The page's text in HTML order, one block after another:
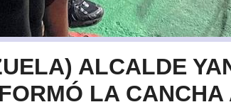
ALCALDE
LA